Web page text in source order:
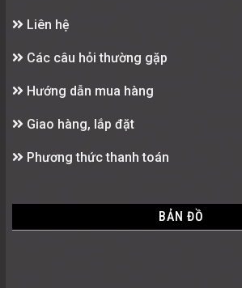
Liên hệ
Các câu hỏi thường gặp
Hướng dẫn mua hàng
Giao hàng, lắp đặt
Phương thức thanh toán
BẢN ĐỒ